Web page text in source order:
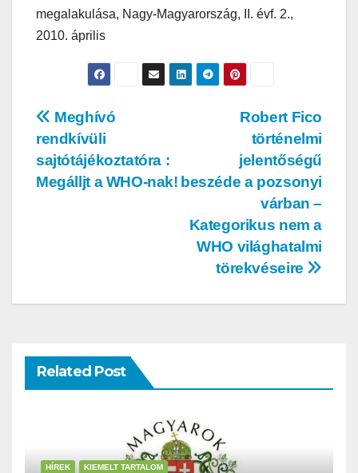
megalakulása, Nagy-Magyarország, II. évf. 2.,
2010. április
Robert Fico
történelmi
jelentőségű
beszéde a pozsonyi
várban –
Kategorikus nem a
WHO világhatalmi
törekvéseire
Meghívó
rendkívüli
sajtótájékoztatóra :
Megálljt a WHO-nak!
Related Post
HÍREK KIEMELT TARTALOM